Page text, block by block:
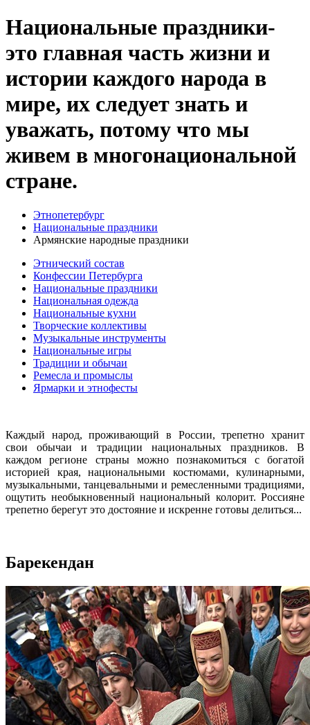
Национальные праздники-
это главная часть жизни и
истории каждого народа в
мире, их следует знать и
уважать, потому что мы
живем в многонациональной
стране.
Этнопетербург
Национальные праздники
Армянские народные праздники
Этнический состав
Конфессии Петербурга
Национальные праздники
Национальная одежда
Национальные кухни
Творческие коллективы
Музыкальные инструменты
Национальные игры
Традиции и обычаи
Ремесла и промыслы
Ярмарки и этнофесты
Каждый народ, проживающий в России, трепетно хранит
свои обычаи и традиции национальных праздников. В
каждом регионе страны можно познакомиться с богатой
историей края, национальными костюмами, кулинарными,
музыкальными, танцевальными и ремесленными традициями,
ощутить необыкновенный национальный колорит. Россияне
трепетно берегут это достояние и искренне готовы делиться...
Барекендан